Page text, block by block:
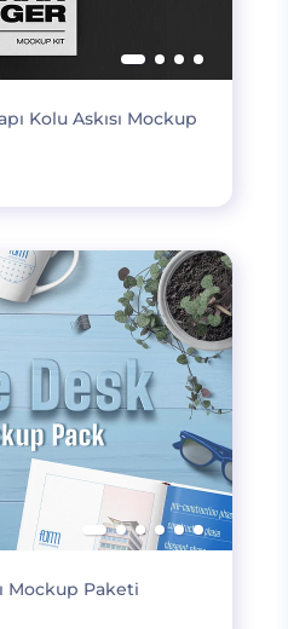
Kolu Askısı Mockup
Mockup Paketi